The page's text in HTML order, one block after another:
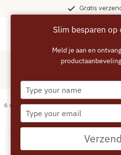
Gratis
Koffiemachine/Filter
6 artikelen
Slim besparen op
Meld je aan en
Type
your
name
Type
your
email